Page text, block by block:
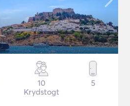
10
Krydstogt
5